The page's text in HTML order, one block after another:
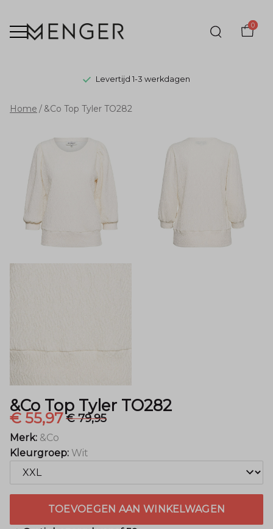
0
Levertijd 1-3 werkdagen
&Co
Top
Tyler
TO282
Menger
Mode
Home &Co Top Tyler TO282
&Co Top Tyler TO282
€ 55,97€ 79,95
Merk: &Co
Kleurgroep: Wit
TOEVOEGEN AAN WINKELWAGEN